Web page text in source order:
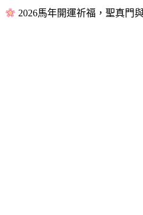
2026馬年開運祈福，聖真門